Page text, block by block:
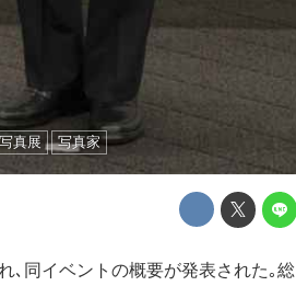
写真展 写真家
､同イベントの概要が発表された｡総